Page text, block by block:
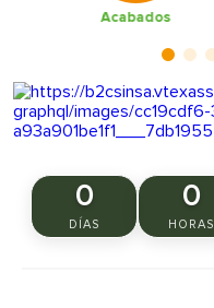
Acabados
0
DÍAS
0
HORAS